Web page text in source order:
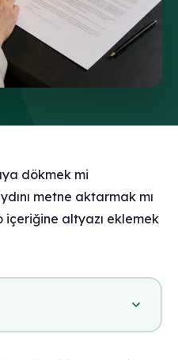
dökmek mi
metne aktarmak mı
altyazı eklemek